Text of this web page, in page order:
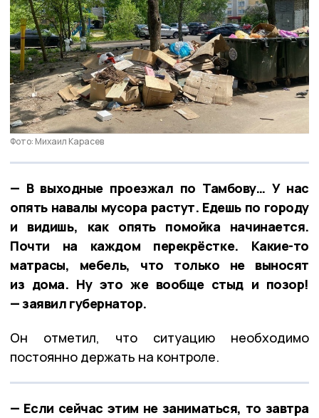
Фото: Михаил Карасев
— В выходные проезжал по Тамбову… У нас
опять навалы мусора растут. Едешь по городу
и видишь, как опять помойка начинается.
Почти на каждом перекрёстке. Какие-то
матрасы, мебель, что только не выносят
из дома. Ну это же вообще стыд и позор!
— заявил губернатор.
Он отметил, что ситуацию необходимо
постоянно держать на контроле.
— Если сейчас этим не заниматься, то завтра